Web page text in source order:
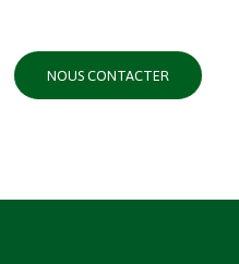
NOUS CONTACTER